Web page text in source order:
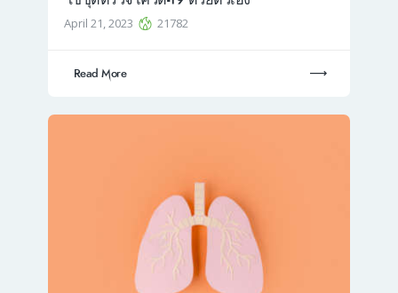
April 21, 2023 21782
Read More